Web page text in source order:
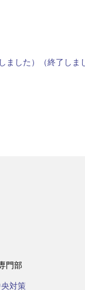
ました）（終了しま
門部
対策